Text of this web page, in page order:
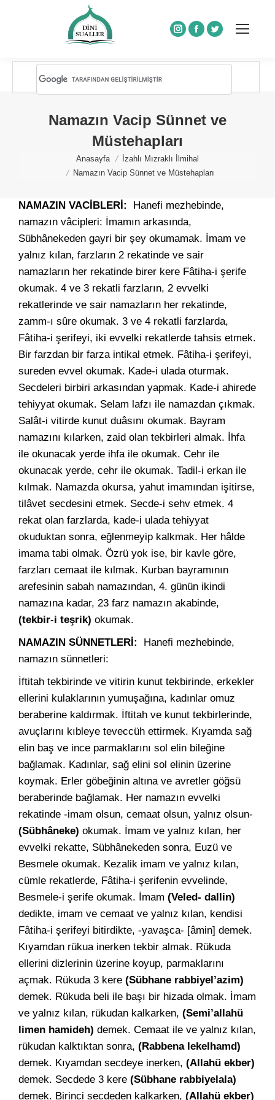
Instagram
Facebook
Twitter
Namazın Vacip Sünnet ve
Müstehapları
You are here:Anasayfa
İzahlı Mızraklı İlmihal
Namazın Vacip Sünnet ve Müstehapları
NAMAZIN VACİBLERİ: Hanefi mezhebinde,
namazın vâcipleri: İmamın arkasında,
Sübhânekeden gayri bir şey okumamak. İmam ve
yalnız kılan, farzların 2 rekatinde ve sair
namazların her rekatinde birer kere Fâtiha-i şerife
okumak. 4 ve 3 rekatli farzların, 2 evvelki
rekatlerinde ve sair namazların her rekatinde,
zamm-ı sûre okumak. 3 ve 4 rekatli farzlarda,
Fâtiha-i şerifeyi, iki evvelki rekatlerde tahsis etmek.
Bir farzdan bir farza intikal etmek. Fâtiha-i şerifeyi,
sureden evvel okumak. Kade-i ulada oturmak.
Secdeleri birbiri arkasından yapmak. Kade-i ahirede
tehiyyat okumak. Selam lafzı ile namazdan çıkmak.
Salât-i vitirde kunut duâsını okumak. Bayram
namazını kılarken, zaid olan tekbirleri almak. İhfa
ile okunacak yerde ihfa ile okumak. Cehr ile
okunacak yerde, cehr ile okumak. Tadil-i erkan ile
kılmak. Namazda okursa, yahut imamından işitirse,
tilâvet secdesini etmek. Secde-i sehv etmek. 4
rekat olan farzlarda, kade-i ulada tehiyyat
okuduktan sonra, eğlenmeyip kalkmak. Her hâlde
imama tabi olmak. Özrü yok ise, bir kavle göre,
farzları cemaat ile kılmak. Kurban bayramının
arefesinin sabah namazından, 4. günün ikindi
namazına kadar, 23 farz namazın akabinde,
(tekbir-i teşrik) okumak.
NAMAZIN SÜNNETLERİ: Hanefi mezhebinde,
namazın sünnetleri:
İftitah tekbirinde ve vitirin kunut tekbirinde, erkekler
ellerini kulaklarının yumuşağına, kadınlar omuz
beraberine kaldırmak. İftitah ve kunut tekbirlerinde,
avuçlarını kıbleye teveccüh ettirmek. Kıyamda sağ
elin baş ve ince parmaklarını sol elin bileğine
bağlamak. Kadınlar, sağ elini sol elinin üzerine
koymak. Erler göbeğinin altına ve avretler göğsü
beraberinde bağlamak. Her namazın evvelki
rekatinde -imam olsun, cemaat olsun, yalnız olsun-
(Sübhâneke) okumak. İmam ve yalnız kılan, her
evvelki rekatte, Sübhânekeden sonra, Euzü ve
Besmele okumak. Kezalik imam ve yalnız kılan,
cümle rekatlerde, Fâtiha-i şerifenin evvelinde,
Besmele-i şerife okumak. İmam (Veled- dallin)
dedikte, imam ve cemaat ve yalnız kılan, kendisi
Fâtiha-i şerifeyi bitirdikte, -yavaşca- [âmin] demek.
Kıyamdan rükua inerken tekbir almak. Rükuda
ellerini dizlerinin üzerine koyup, parmaklarını
açmak. Rükuda 3 kere (Sübhane rabbiyel’azim)
demek. Rükuda beli ile başı bir hizada olmak. İmam
ve yalnız kılan, rükudan kalkarken, (Semi’allahü
limen hamideh) demek. Cemaat ile ve yalnız kılan,
rükudan kalktıktan sonra, (Rabbena lekelhamd)
demek. Kıyamdan secdeye inerken, (Allahü ekber)
demek. Secdede 3 kere (Sübhane rabbiyelala)
demek. Birinci secdeden kalkarken, (Allahü ekber)